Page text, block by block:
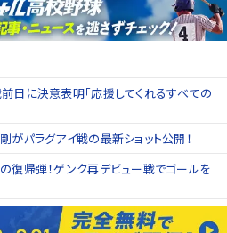
前日に決意表明「応援してくれるすべての
がパラグアイ戦の最新ショット公開！
復帰弾！ゲンク再デビュー戦でゴールを